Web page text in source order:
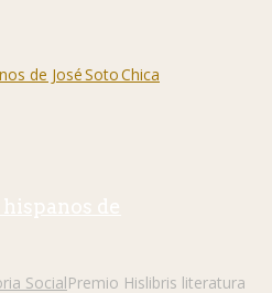
de
SocialPremio Hislibris literatura